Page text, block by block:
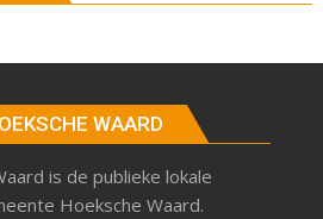
WAARD
is de publieke lokale
Hoeksche Waard.